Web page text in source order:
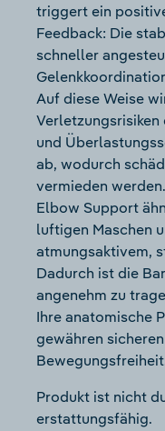
triggert ein
Feedback: Die
schneller
Auf diese Weise
und
ab, wodurch
vermieden
Elbow Support
luftigen Maschen
atmungsaktivem,
Dadurch ist die
angenehm zu
Ihre anatomische
gewähren
Produkt ist nicht
erstattungsfähig.